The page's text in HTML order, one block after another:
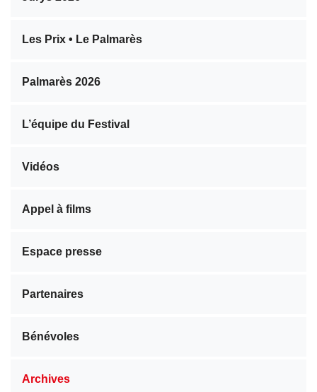
Les Prix • Le Palmarès
Palmarès 2026
L’équipe du Festival
Vidéos
Appel à films
Espace presse
Partenaires
Bénévoles
Archives